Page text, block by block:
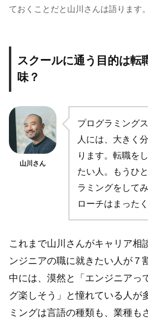
ておくことだと山川さんは語ります。
スクールに通う目的は転
味？
山川さん
プログラミング
人には、大きく
ります。転職を
たい人。もうひ
ラミングをして
ローチはまった
これまで山川さんがキャリア相
ンジニアの職に就きたい人が７
中には、漠然と「エンジニアっ
グ楽しそう」と憧れている人が
ミングは言語の種類も、業種も